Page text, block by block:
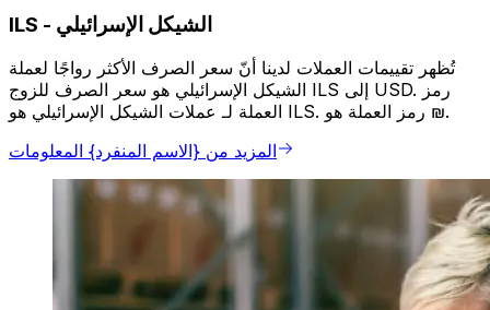
ILS - الشيكل الإسرائيلي
تُظهر تقييمات العملات لدينا أنّ سعر الصرف الأكثر رواجًا لعملة
الشيكل الإسرائيلي هو سعر الصرف للزوج ILS إلى USD. رمز
العملة لـ عملات الشيكل الإسرائيلي هو ILS. رمز العملة هو ₪.
المزيد من {الاسم المنفرد} المعلومات